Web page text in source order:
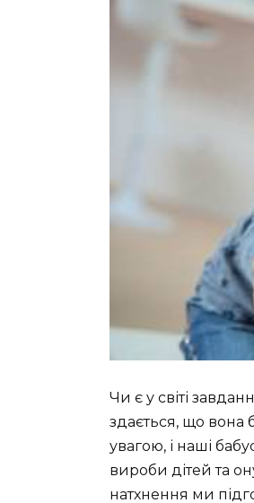
Чи є у світі
здається, що вона
увагою, і наші
вироби дітей та
натхнення ми